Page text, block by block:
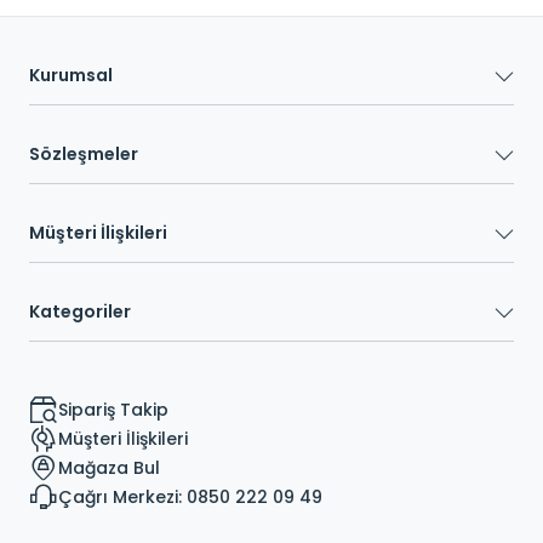
Kurumsal
Sözleşmeler
Müşteri İlişkileri
Kategoriler
Sipariş Takip
Müşteri İlişkileri
Mağaza Bul
Çağrı Merkezi: 0850 222 09 49